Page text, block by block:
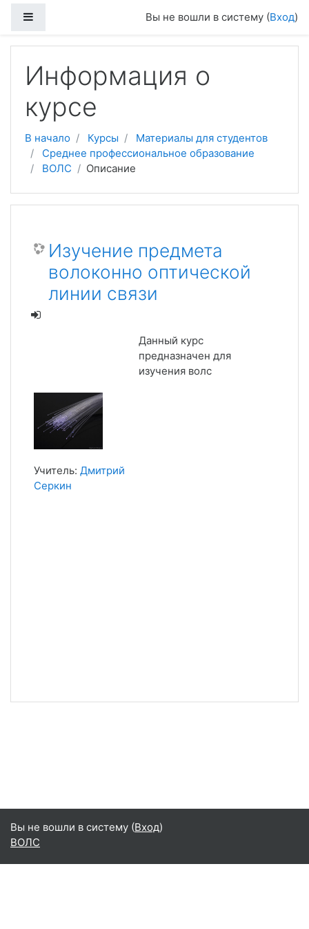
Вы не вошли в систему (Вход)
Информация о
курсе
В начало Курсы
Материалы для студентов
Среднее профессиональное образование
ВОЛС
Описание
Изучение предмета
волоконно оптической
линии связи
Данный курс
предназначен для
изучения волс
Учитель: Дмитрий
Серкин
Вы не вошли в систему (Вход)
ВОЛС
Русский ‎(ru)‎